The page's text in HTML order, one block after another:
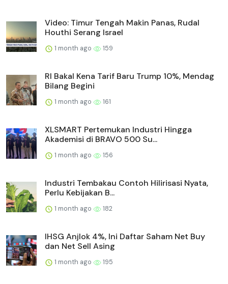
Video: Timur Tengah Makin Panas, Rudal
Houthi Serang Israel
1 month ago 159
RI Bakal Kena Tarif Baru Trump 10%, Mendag
Bilang Begini
1 month ago 161
XLSMART Pertemukan Industri Hingga
Akademisi di BRAVO 500 Su...
1 month ago 156
Industri Tembakau Contoh Hilirisasi Nyata,
Perlu Kebijakan B...
1 month ago 182
IHSG Anjlok 4%, Ini Daftar Saham Net Buy
dan Net Sell Asing
1 month ago 195